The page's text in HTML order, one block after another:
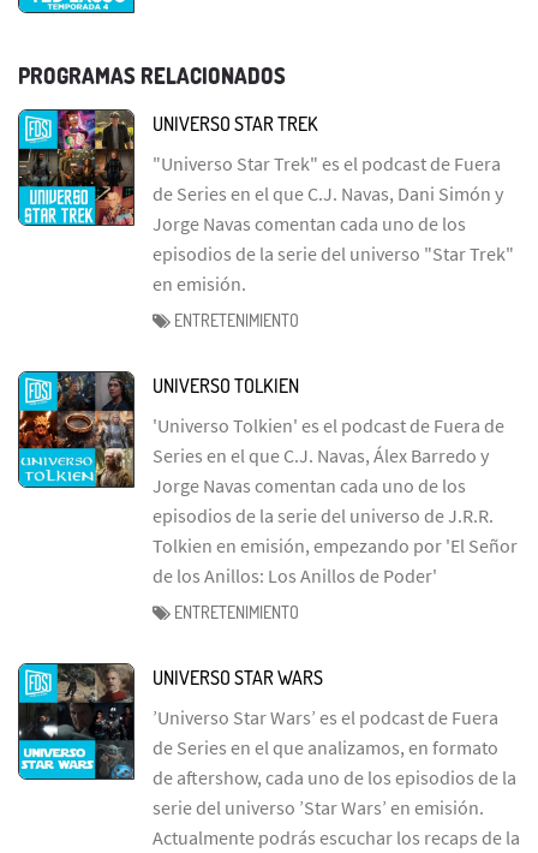
PROGRAMAS RELACIONADOS
UNIVERSO STAR TREK
"Universo Star Trek" es el podcast de Fuera
de Series en el que C.J. Navas, Dani Simón y
Jorge Navas comentan cada uno de los
episodios de la serie del universo "Star Trek"
en emisión.
ENTRETENIMIENTO
UNIVERSO TOLKIEN
'Universo Tolkien' es el podcast de Fuera de
Series en el que C.J. Navas, Álex Barredo y
Jorge Navas comentan cada uno de los
episodios de la serie del universo de J.R.R.
Tolkien en emisión, empezando por 'El Señor
de los Anillos: Los Anillos de Poder'
ENTRETENIMIENTO
UNIVERSO STAR WARS
’Universo Star Wars’ es el podcast de Fuera
de Series en el que analizamos, en formato
de aftershow, cada uno de los episodios de la
serie del universo ’Star Wars’ en emisión.
Actualmente podrás escuchar los recaps de la